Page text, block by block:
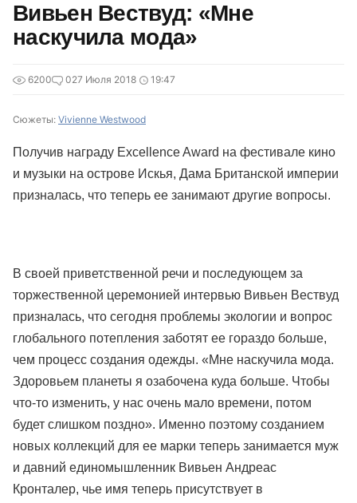
Вивьен Вествуд: «Мне
наскучила мода»
6200 027 Июля 2018 19:47
Сюжеты: Vivienne Westwood
Получив награду Excellence Award на фестивале кино
и музыки на острове Искья, Дама Британской империи
призналась, что теперь ее занимают другие вопросы.
В своей приветственной речи и последующем за
торжественной церемонией интервью Вивьен Вествуд
призналась, что сегодня проблемы экологии и вопрос
глобального потепления заботят ее гораздо больше,
чем процесс создания одежды. «Мне наскучила мода.
Здоровьем планеты я озабочена куда больше. Чтобы
что-то изменить, у нас очень мало времени, потом
будет слишком поздно». Именно поэтому созданием
новых коллекций для ее марки теперь занимается муж
и давний единомышленник Вивьен Андреас
Кронталер, чье имя теперь присутствует в